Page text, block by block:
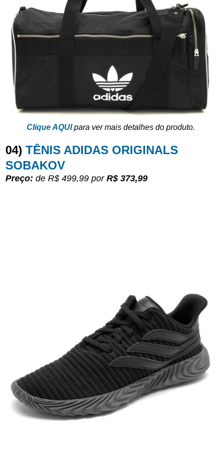
Clique AQUIpara ver mais detalhes do produto.
04) TÊNIS ADIDAS ORIGINALS
SOBAKOV
Preço: de R$ 499,99 por R$ 373,99